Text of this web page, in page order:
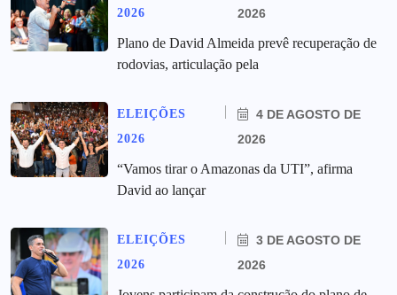
2026
2026
Plano de David Almeida prevê recuperação de
rodovias, articulação pela
ELEIÇÕES
2026
4 DE AGOSTO DE
2026
“Vamos tirar o Amazonas da UTI”, afirma
David ao lançar
ELEIÇÕES
2026
3 DE AGOSTO DE
2026